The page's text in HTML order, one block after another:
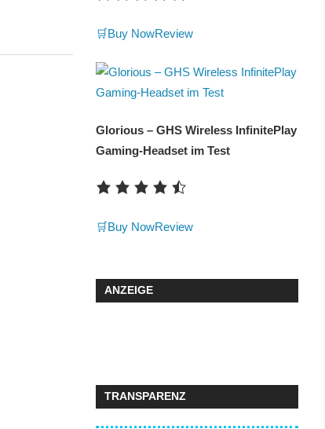
🛒Buy NowReview
Glorious – GHS Wireless InfinitePlay
Gaming-Headset im Test
🛒Buy NowReview
ANZEIGE
TRANSPARENZ